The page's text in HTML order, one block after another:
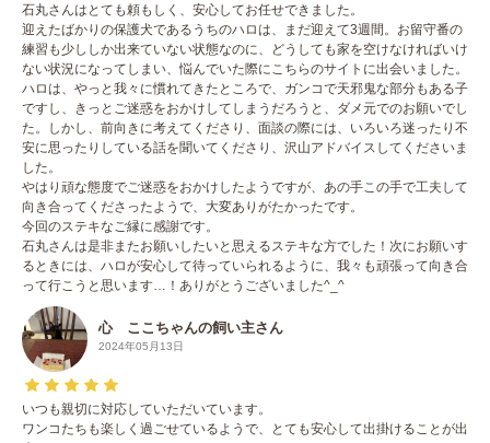
石丸さんはとても頼もしく、安心してお任せできました。
迎えたばかりの保護犬であるうちのハロは、まだ迎えて3週間。お留守番の
練習も少ししか出来ていない状態なのに、どうしても家を空けなければいけ
ない状況になってしまい、悩んでいた際にこちらのサイトに出会いました。
ハロは、やっと我々に慣れてきたところで、ガンコで天邪鬼な部分もある子
ですし、きっとご迷惑をおかけしてしまうだろうと、ダメ元でのお願いでし
た。しかし、前向きに考えてくださり、面談の際には、いろいろ迷ったり不
安に思ったりしている話を聞いてくださり、沢山アドバイスしてくださいま
した。
やはり頑な態度でご迷惑をおかけしたようですが、あの手この手で工夫して
向き合ってくださったようで、大変ありがたかったです。
今回のステキなご縁に感謝です。
石丸さんは是非またお願いしたいと思えるステキな方でした！次にお願いす
るときには、ハロが安心して待っていられるように、我々も頑張って向き合
って行こうと思います…！ありがとうございました^_^
心 ここちゃんの飼い主さん
2024年05月13日
いつも親切に対応していただいています。
ワンコたちも楽しく過ごせているようで、とても安心して出掛けることが出